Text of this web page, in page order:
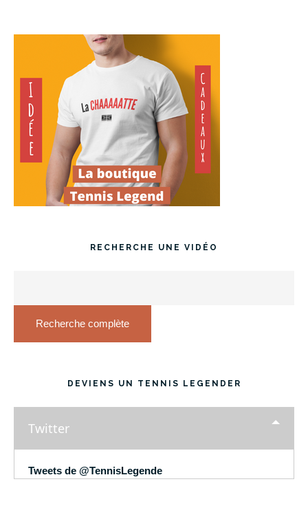
RECHERCHE UNE VIDÉO
Recherche complète
DEVIENS UN TENNIS LEGENDER
Twitter
Tweets de @TennisLegende